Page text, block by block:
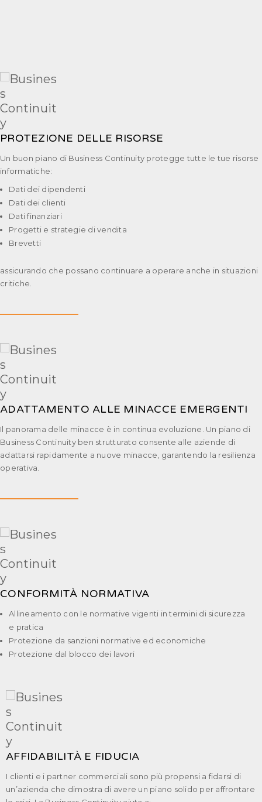
PROTEZIONE DELLE RISORSE
Un buon piano di Business Continuity protegge tutte le tue risorse
informatiche:
Dati dei dipendenti
Dati dei clienti
Dati finanziari
Progetti e strategie di vendita
Brevetti
assicurando che possano continuare a operare anche in situazioni
critiche.
ADATTAMENTO ALLE MINACCE EMERGENTI
Il panorama delle minacce è in continua evoluzione. Un piano di
Business Continuity ben strutturato consente alle aziende di
adattarsi rapidamente a nuove minacce, garantendo la resilienza
operativa.
CONFORMITÀ NORMATIVA
Allineamento con le normative vigenti in termini di sicurezza
e pratica
Protezione da sanzioni normative ed economiche
Protezione dal blocco dei lavori
AFFIDABILITÀ E FIDUCIA
I clienti e i partner commerciali sono più propensi a fidarsi di
un’azienda che dimostra di avere un piano solido per affrontare